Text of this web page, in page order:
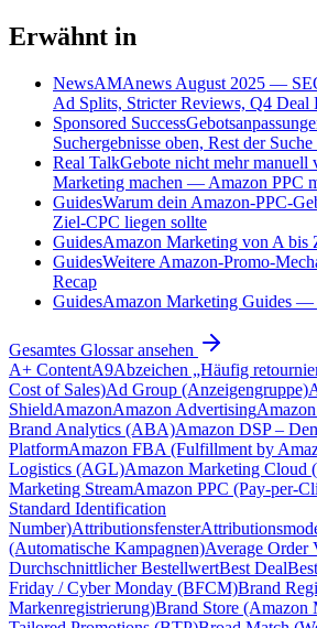
Erwähnt in
NewsAMAnews August 2025 —
Ad Splits, Stricter Reviews, Q4 Deal
Sponsored Success
Suchergebnisse oben, Rest der
Real TalkGebote nicht mehr manuell
Marketing machen — Amazon PPC
GuidesWarum dein Amazon-PPC-
Ziel-CPC liegen sollte
GuidesAmazon Marketing von A
GuidesWeitere Amazon-Promo-
Recap
GuidesAmazon Marketing Guides —
Gesamtes Glossar ansehen
A+ ContentA9Abzeichen „Häufig
Cost of Sales)Ad Group (Anzeigengruppe)
ShieldAmazonAmazon Advertising
Brand Analytics (ABA)Amazon DSP –
PlatformAmazon FBA (Fulfillment by
Logistics (AGL)Amazon Marketing Cloud
Marketing StreamAmazon PPC (Pay-per-
Standard Identification
Number)Attributionsfenster
(Automatische Kampagnen)Average
Durchschnittlicher BestellwertBest Deal
Friday / Cyber Monday (BFCM)Brand
Markenregistrierung)Brand Store (Amazon